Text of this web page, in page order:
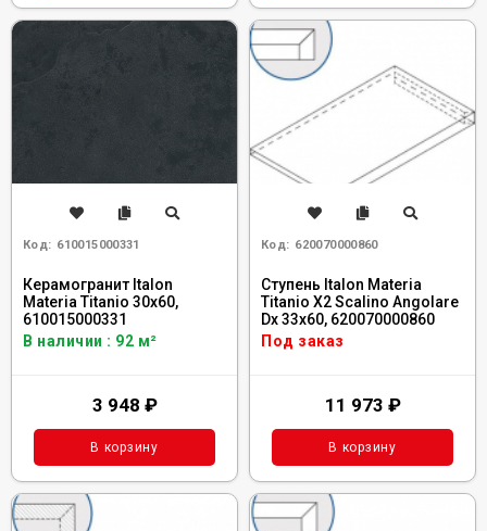
Код: 610015000331
Керамогранит Italon
Materia Titanio 30x60,
610015000331
В наличии : 92 м²
3 948 ₽
В корзину
Код: 620070000860
Ступень Italon Materia
Titanio X2 Scalino Angolare
Dx 33x60, 620070000860
Под заказ
11 973 ₽
В корзину